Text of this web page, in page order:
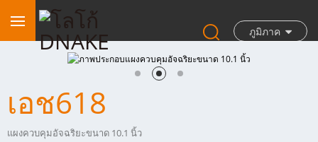
ภูมิภาค
เอช618
แผงควบคุมอัจฉริยะขนาด 10.1 นิ้ว